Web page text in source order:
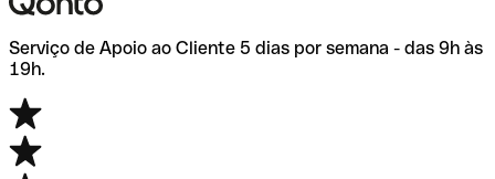
Serviço de Apoio ao Cliente 5 dias por semana - das 9h às
19h.